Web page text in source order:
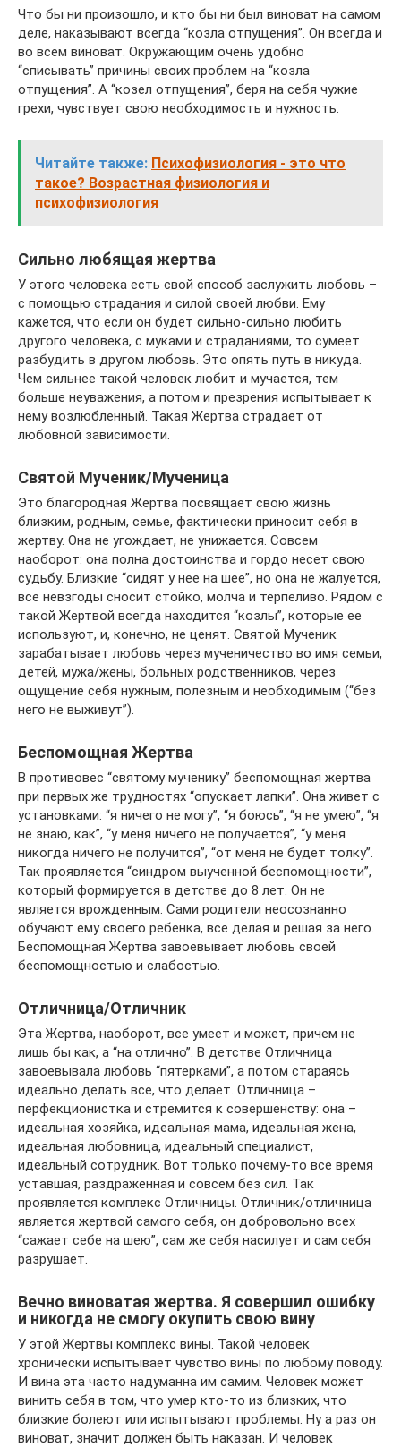
Что бы ни произошло, и кто бы ни был виноват на самом
деле, наказывают всегда “козла отпущения”. Он всегда и
во всем виноват. Окружающим очень удобно
“списывать” причины своих проблем на “козла
отпущения”. А “козел отпущения”, беря на себя чужие
грехи, чувствует свою необходимость и нужность.
Читайте также: Психофизиология - это что
такое? Возрастная физиология и
психофизиология
Сильно любящая жертва
У этого человека есть свой способ заслужить любовь –
с помощью страдания и силой своей любви. Ему
кажется, что если он будет сильно-сильно любить
другого человека, с муками и страданиями, то сумеет
разбудить в другом любовь. Это опять путь в никуда.
Чем сильнее такой человек любит и мучается, тем
больше неуважения, а потом и презрения испытывает к
нему возлюбленный. Такая Жертва страдает от
любовной зависимости.
Святой Мученик/Мученица
Это благородная Жертва посвящает свою жизнь
близким, родным, семье, фактически приносит себя в
жертву. Она не угождает, не унижается. Совсем
наоборот: она полна достоинства и гордо несет свою
судьбу. Близкие “сидят у нее на шее”, но она не жалуется,
все невзгоды сносит стойко, молча и терпеливо. Рядом с
такой Жертвой всегда находится “козлы”, которые ее
используют, и, конечно, не ценят. Святой Мученик
зарабатывает любовь через мученичество во имя семьи,
детей, мужа/жены, больных родственников, через
ощущение себя нужным, полезным и необходимым (“без
него не выживут”).
Беспомощная Жертва
В противовес “святому мученику” беспомощная жертва
при первых же трудностях “опускает лапки”. Она живет с
установками: “я ничего не могу”, “я боюсь”, “я не умею”, “я
не знаю, как”, “у меня ничего не получается”, “у меня
никогда ничего не получится”, “от меня не будет толку”.
Так проявляется “синдром выученной беспомощности”,
который формируется в детстве до 8 лет. Он не
является врожденным. Сами родители неосознанно
обучают ему своего ребенка, все делая и решая за него.
Беспомощная Жертва завоевывает любовь своей
беспомощностью и слабостью.
Отличница/Отличник
Эта Жертва, наоборот, все умеет и может, причем не
лишь бы как, а “на отлично”. В детстве Отличница
завоевывала любовь “пятерками”, а потом стараясь
идеально делать все, что делает. Отличница –
перфекционистка и стремится к совершенству: она –
идеальная хозяйка, идеальная мама, идеальная жена,
идеальная любовница, идеальный специалист,
идеальный сотрудник. Вот только почему-то все время
уставшая, раздраженная и совсем без сил. Так
проявляется комплекс Отличницы. Отличник/отличница
является жертвой самого себя, он добровольно всех
“сажает себе на шею”, сам же себя насилует и сам себя
разрушает.
Вечно виноватая жертва. Я совершил ошибку
и никогда не смогу окупить свою вину
У этой Жертвы комплекс вины. Такой человек
хронически испытывает чувство вины по любому поводу.
И вина эта часто надуманна им самим. Человек может
винить себя в том, что умер кто-то из близких, что
близкие болеют или испытывают проблемы. Ну а раз он
виноват, значит должен быть наказан. И человек